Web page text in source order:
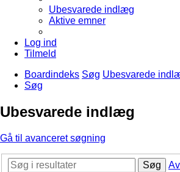
Ubesvarede indlæg
Aktive emner
Log ind
Tilmeld
Boardindeks Søg Ubesvarede
Søg
Ubesvarede indlæg
Gå til avanceret søgning
Søg